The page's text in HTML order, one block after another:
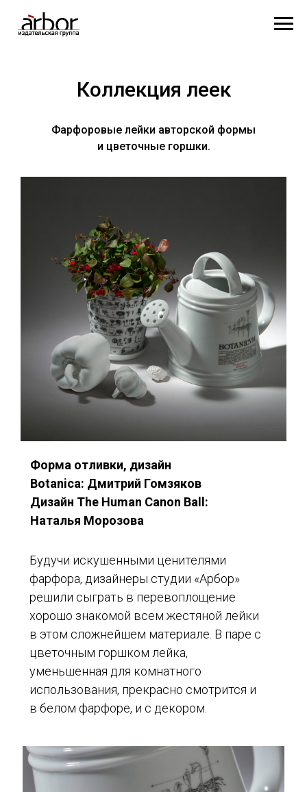
Коллекция леек
Фарфоровые лейки авторской формы
и цветочные горшки.
Форма отливки, дизайн
Botanica: Дмитрий Гомзяков
Дизайн The Human Canon Ball:
Наталья Морозова
Будучи искушенными ценителями
фарфора, дизайнеры студии «Арбор»
решили сыграть в перевоплощение
хорошо знакомой всем жестяной лейки
в этом сложнейшем материале. В паре с
цветочным горшком лейка,
уменьшенная для комнатного
использования, прекрасно смотрится и
в белом фарфоре, и с декором.